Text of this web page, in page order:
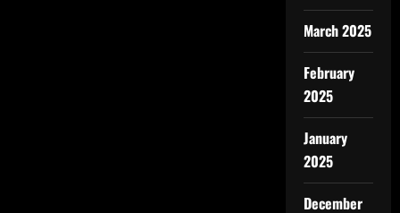
March 2025
February
2025
January
2025
December